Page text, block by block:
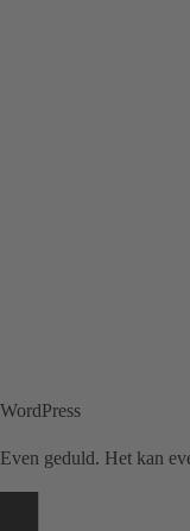
WordPress
Even geduld. Het kan